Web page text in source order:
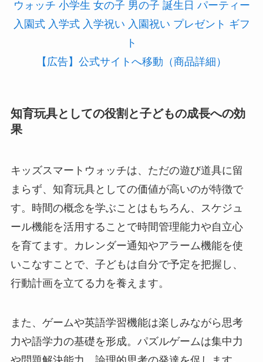
【広告】公式サイトへ移動（商品詳細）
知育玩具としての役割と子どもの成長への効
果
キッズスマートウォッチは、ただの遊び道具に留
まらず、知育玩具としての価値が高いのが特徴で
す。時間の概念を学ぶことはもちろん、スケジュ
ール機能を活用することで時間管理能力や自立心
を育てます。カレンダー通知やアラーム機能を使
いこなすことで、子どもは自分で予定を把握し、
行動計画を立てる力を養えます。
また、ゲームや英語学習機能は楽しみながら思考
力や語学力の基礎を形成。パズルゲームは集中力